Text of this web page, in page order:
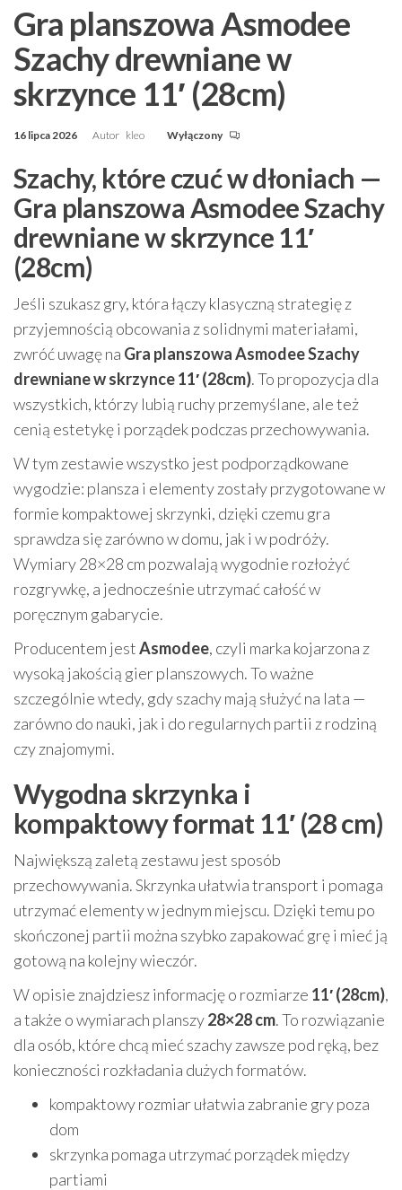
Gra planszowa Asmodee
Szachy drewniane w
skrzynce 11′ (28cm)
16 lipca 2026 Autor kleo Wyłączony
Szachy, które czuć w dłoniach —
Gra planszowa Asmodee Szachy
drewniane w skrzynce 11′
(28cm)
Jeśli szukasz gry, która łączy klasyczną strategię z
przyjemnością obcowania z solidnymi materiałami,
zwróć uwagę na Gra planszowa Asmodee Szachy
drewniane w skrzynce 11′ (28cm). To propozycja dla
wszystkich, którzy lubią ruchy przemyślane, ale też
cenią estetykę i porządek podczas przechowywania.
W tym zestawie wszystko jest podporządkowane
wygodzie: plansza i elementy zostały przygotowane w
formie kompaktowej skrzynki, dzięki czemu gra
sprawdza się zarówno w domu, jak i w podróży.
Wymiary 28×28 cm pozwalają wygodnie rozłożyć
rozgrywkę, a jednocześnie utrzymać całość w
poręcznym gabarycie.
Producentem jestAsmodee, czyli marka kojarzona z
wysoką jakością gier planszowych. To ważne
szczególnie wtedy, gdy szachy mają służyć na lata —
zarówno do nauki, jak i do regularnych partii z rodziną
czy znajomymi.
Wygodna skrzynka i
kompaktowy format 11′ (28 cm)
Największą zaletą zestawu jest sposób
przechowywania. Skrzynka ułatwia transport i pomaga
utrzymać elementy w jednym miejscu. Dzięki temu po
skończonej partii można szybko zapakować grę i mieć ją
gotową na kolejny wieczór.
W opisie znajdziesz informację o rozmiarze 11′ (28cm),
a także o wymiarach planszy28×28 cm. To rozwiązanie
dla osób, które chcą mieć szachy zawsze pod ręką, bez
konieczności rozkładania dużych formatów.
kompaktowy rozmiar ułatwia zabranie gry poza
dom
skrzynka pomaga utrzymać porządek między
partiami